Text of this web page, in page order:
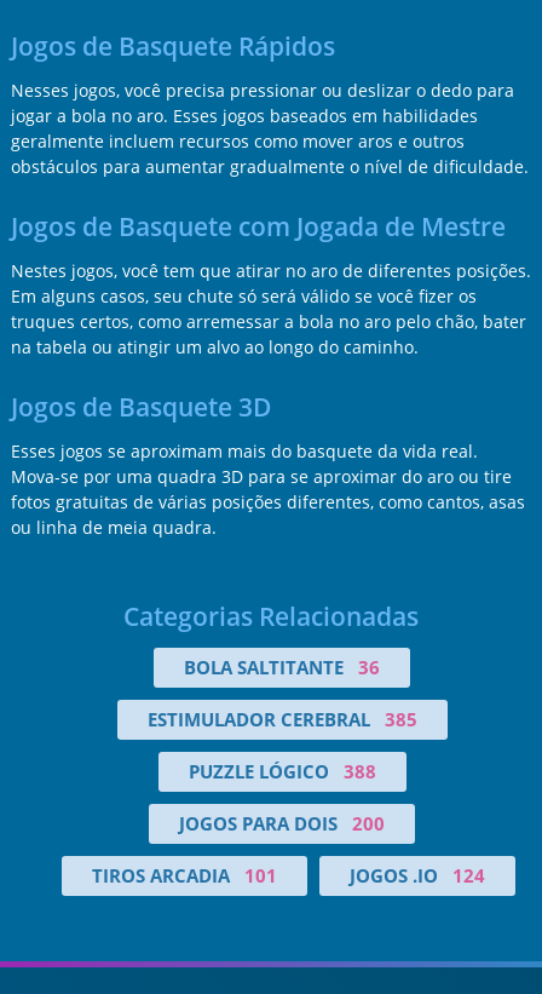
Jogos de Basquete Rápidos
Nesses jogos, você precisa pressionar ou deslizar o dedo para
jogar a bola no aro. Esses jogos baseados em habilidades
geralmente incluem recursos como mover aros e outros
obstáculos para aumentar gradualmente o nível de dificuldade.
Jogos de Basquete com Jogada de Mestre
Nestes jogos, você tem que atirar no aro de diferentes posições.
Em alguns casos, seu chute só será válido se você fizer os
truques certos, como arremessar a bola no aro pelo chão, bater
na tabela ou atingir um alvo ao longo do caminho.
Jogos de Basquete 3D
Esses jogos se aproximam mais do basquete da vida real.
Mova-se por uma quadra 3D para se aproximar do aro ou tire
fotos gratuitas de várias posições diferentes, como cantos, asas
ou linha de meia quadra.
Categorias Relacionadas
BOLA SALTITANTE 36
ESTIMULADOR CEREBRAL 385
PUZZLE LÓGICO 388
JOGOS PARA DOIS 200
TIROS ARCADIA 101 JOGOS .IO 124